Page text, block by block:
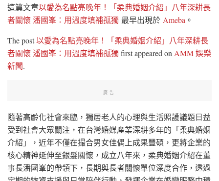
這篇文章以愛為名點亮晚年！「柔典婚姻介紹」八年深耕長
者關懷 潘國峯：用溫度填補孤獨 最早出現於 Ameba 。
The post以愛為名點亮晚年！「柔典婚姻介紹」八年深耕長
者關懷 潘國峯：用溫度填補孤獨 first appeared on AMM 娛樂
新聞.
廣告
隨著高齡化社會來臨，獨居老人的心理與生活照護議題日益
受到社會大眾關注，在台灣婚媒產業深耕多年的「柔典婚姻
介紹」，近年不僅在撮合男女佳偶上成果豐碩，更將企業的
核心精神延伸至銀髮關懷，成立八年來，柔典婚姻介紹在董
事長潘國峯的帶領下，長期與長者關懷單位深度合作，透過